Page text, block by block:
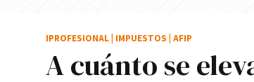
A cuánto se
IPROFESIONAL IMPUESTOS AFIP